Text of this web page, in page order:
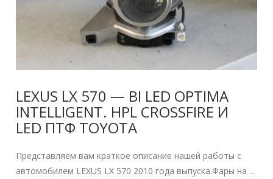
LEXUS LX 570 — BI LED OPTIMA
INTELLIGENT. HPL CROSSFIRE И
LED ПТФ TOYOTA
Представляем вам краткое описание нашей работы с
автомобилем LEXUS LX 570 2010 года выпуска.Фары на ...